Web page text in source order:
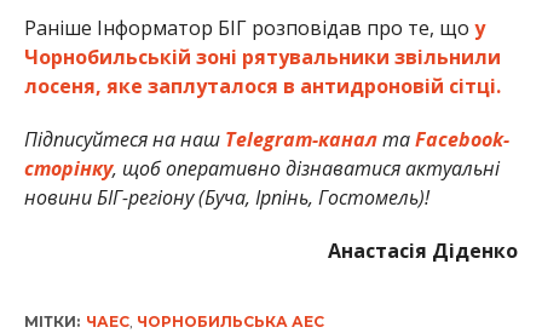
Раніше Інформатор БІГ розповідав про те, що у
Чорнобильській зоні рятувальники звільнили
лосеня, яке заплуталося в антидроновій сітці.
Підписуйтеся на наш Telegram-каналтаFacebook-
сторінку, щоб оперативно дізнаватися актуальні
новини БІГ-регіону (Буча, Ірпінь, Гостомель)!
Анастасія Діденко
МІТКИ: ЧАЕС, ЧОРНОБИЛЬСЬКА АЕС